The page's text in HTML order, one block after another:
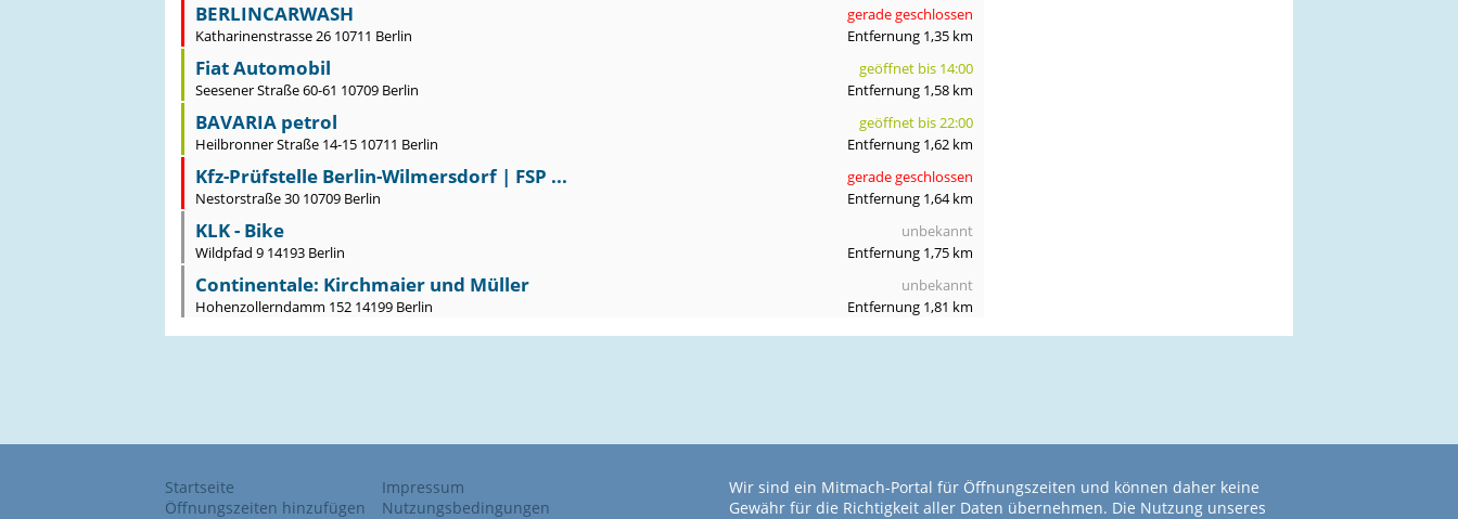
BERLINCARWASH
gerade geschlossen
Katharinenstrasse 26 10711 Berlin
Entfernung 1,35 km
Fiat Automobil
geöffnet bis 14:00
Seesener Straße 60-61 10709 Berlin
Entfernung 1,58 km
BAVARIA petrol
geöffnet bis 22:00
Heilbronner Straße 14-15 10711 Berlin
Entfernung 1,62 km
Kfz-Prüfstelle Berlin-Wilmersdorf | FSP ...
gerade geschlossen
Nestorstraße 30 10709 Berlin
Entfernung 1,64 km
KLK - Bike
unbekannt
Wildpfad 9 14193 Berlin
Entfernung 1,75 km
Continentale: Kirchmaier und Müller
unbekannt
Hohenzollerndamm 152 14199 Berlin
Entfernung 1,81 km
Startseite
Öffnungszeiten hinzufügen
Impressum
Nutzungsbedingungen
Wir sind ein Mitmach-Portal für Öffnungszeiten und können daher keine
Gewähr für die Richtigkeit aller Daten übernehmen. Die Nutzung unseres